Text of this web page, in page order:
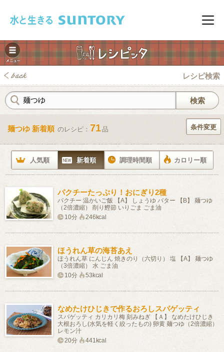
メニ
レシピ検索
麺つゆ 新着順 のレシピ： 71品 条件変更
人気順 新着順 調理時間順 カロリー順
パクチーたっぷり！おにぎり2種
パクチー 温かいご飯 【A】 しょうゆ バター 【B】 麺つゆ
（2倍濃縮） 削り鰹節 いりごま ごま油
10分
246kcal
ほうれん草の海苔あえ
ほうれん草 にんじん 焼きのり（六切り） 塩 【A】 麺つゆ
（3倍濃縮） 水 ごま油
10分
53kcal
なめたけひじきで作るおろしスパゲッティ
スパゲッティ カリカリ梅 刻みねぎ 【Ａ】 なめたけひじき
大根おろし(水気を軽く絞ったもの) 卵黄 麺つゆ（2倍濃縮）
レモン汁
20分
441kcal